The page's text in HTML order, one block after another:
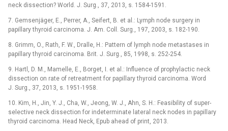
neck dissection? World. J. Surg., 37, 2013, s. 1584-1591.
7. Gemsenjäger, E., Perrer, A., Seifert, B. et al.: Lymph node surgery in
papillary thyroid carcinoma. J. Am. Coll. Surg., 197, 2003, s. 182-190.
8. Grimm, O., Rath, F. W., Dralle, H.: Pattern of lymph node metastases in
papillary thyroid carcinoma. Brit. J. Surg., 85, 1998, s. 252-254.
9. Hartl, D. M., Mamelle, E., Borget, I. et al.: Influence of prophylactic neck
dissection on rate of retreatment for papillary thyroid carcinoma. Word
J. Surg., 37, 2013, s. 1951-1958.
10. Kim, H., Jin, Y. J., Cha, W., Jeong, W. J., Ahn, S. H.: Feasibility of super-
selective neck dissection for indeterminate lateral neck nodes in papillary
thyroid carcinoma. Head Neck, Epub ahead of print, 2013.